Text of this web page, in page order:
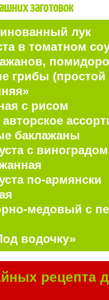
заготовок
лук
в томатном
грибы (простой
с рисом
баклажаны
с
по-армянски
медовый с
водочку»
рецепта